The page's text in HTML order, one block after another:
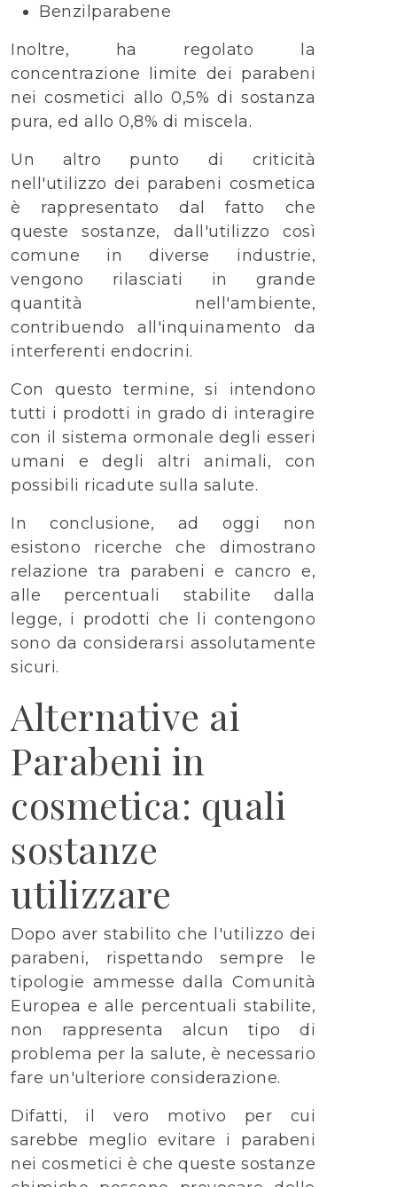
Benzilparabene
Inoltre, ha regolato la
concentrazione limite dei parabeni
nei cosmetici allo 0,5% di sostanza
pura, ed allo 0,8% di miscela.
Un altro punto di criticità
nell'utilizzo dei parabeni cosmetica
è rappresentato dal fatto che
queste sostanze, dall'utilizzo così
comune in diverse industrie,
vengono rilasciati in grande
quantità nell'ambiente,
contribuendo all'inquinamento da
interferenti endocrini.
Con questo termine, si intendono
tutti i prodotti in grado di interagire
con il sistema ormonale degli esseri
umani e degli altri animali, con
possibili ricadute sulla salute.
In conclusione, ad oggi non
esistono ricerche che dimostrano
relazione tra parabeni e cancro e,
alle percentuali stabilite dalla
legge, i prodotti che li contengono
sono da considerarsi assolutamente
sicuri.
Alternative ai
Parabeni in
cosmetica: quali
sostanze
utilizzare
Dopo aver stabilito che l'utilizzo dei
parabeni, rispettando sempre le
tipologie ammesse dalla Comunità
Europea e alle percentuali stabilite,
non rappresenta alcun tipo di
problema per la salute, è necessario
fare un'ulteriore considerazione.
Difatti, il vero motivo per cui
sarebbe meglio evitare i parabeni
nei cosmetici è che queste sostanze